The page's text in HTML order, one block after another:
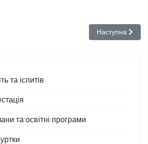
Академічна мобільність в умовах воєнного
Наступна
Наступна
та іспитів
та освітні програми